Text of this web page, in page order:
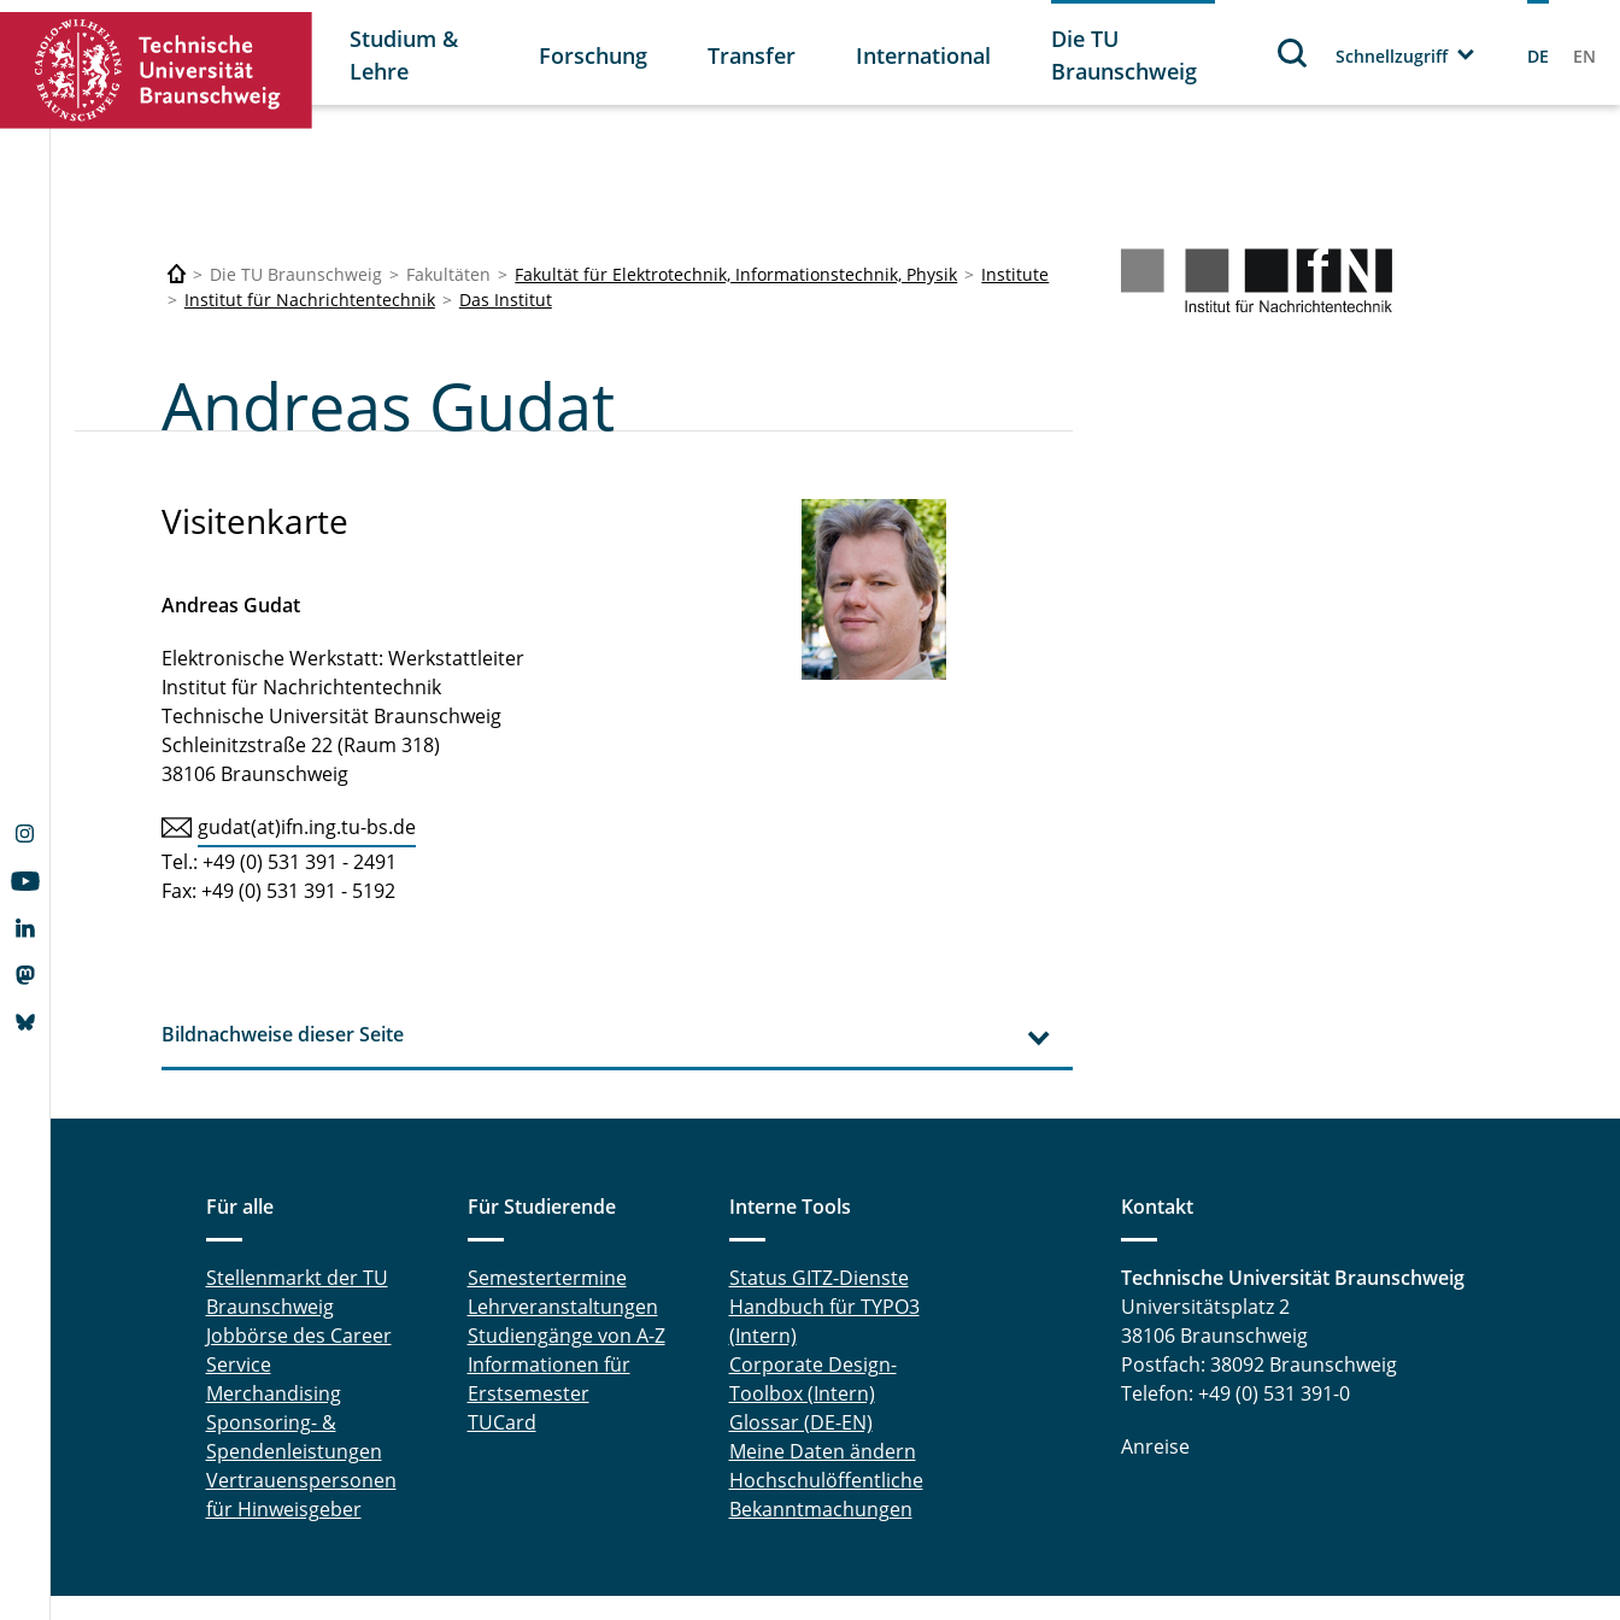
Studium &
Lehre
Forschung Transfer International
Die TU
Braunschweig
Schnellzugriff DE EN
Die TU Braunschweig Fakultäten Fakultät für Elektrotechnik, Informationstechnik, Physik
Institute
Institut für Nachrichtentechnik
Das Institut
Andreas Gudat
Visitenkarte
Andreas Gudat
Elektronische Werkstatt: Werkstattleiter
Institut für Nachrichtentechnik
Technische Universität Braunschweig
Schleinitzstraße 22 (Raum 318)
38106 Braunschweig
gudat(at)ifn.ing.tu-bs.de
Tel.: +49 (0) 531 391 - 2491
Fax: +49 (0) 531 391 - 5192
Bildnachweise dieser Seite
Für alle
Stellenmarkt der TU
Braunschweig
Jobbörse des Career
Service
Merchandising
Sponsoring- &
Spendenleistungen
Vertrauenspersonen
für Hinweisgeber
Für Studierende
Semestertermine
Lehrveranstaltungen
Studiengänge von A-Z
Informationen für
Erstsemester
TUCard
Interne Tools
Status GITZ-Dienste
Handbuch für TYPO3
(Intern)
Corporate Design-
Toolbox (Intern)
Glossar (DE-EN)
Meine Daten ändern
Hochschulöffentliche
Bekanntmachungen
Kontakt
Technische Universität Braunschweig
Universitätsplatz 2
38106 Braunschweig
Postfach: 38092 Braunschweig
Telefon: +49 (0) 531 391-0
Anreise